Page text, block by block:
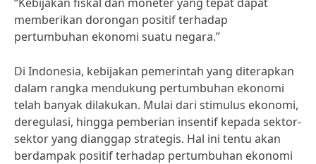
memberikan dorongan positif terhadap
pertumbuhan ekonomi suatu negara.”
Di Indonesia, kebijakan pemerintah yang diterapkan
dalam rangka mendukung pertumbuhan ekonomi
telah banyak dilakukan. Mulai dari stimulus ekonomi,
deregulasi, hingga pemberian insentif kepada sektor-
sektor yang dianggap strategis. Hal ini tentu akan
berdampak positif terhadap pertumbuhan ekonomi